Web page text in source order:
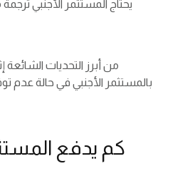
يحتاج المستثمر الأجنبي
من أبرز التحديات الشائعة
بالمستثمر الأجنبي في حالة عدم
كم يدفع